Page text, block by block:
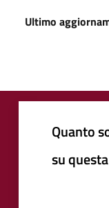
Ultimo
Quanto
su